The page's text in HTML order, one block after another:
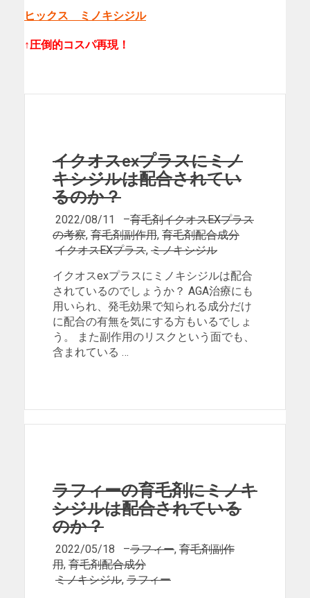
ヒックス ミノキシジル
↑圧倒的コスパ再現！
イクオスexプラスにミノ
キシジルは配合されてい
るのか？
2022/08/11 –育毛剤イクオスEXプラス
の考察, 育毛剤副作用, 育毛剤配合成分
イクオスEXプラス, ミノキシジル
イクオスexプラスにミノキシジルは配合
されているのでしょうか？ AGA治療にも
用いられ、発毛効果で知られる成分だけ
に配合の有無を気にする方もいるでしょ
う。 また副作用のリスクという面でも、
含まれている …
ラフィーの育毛剤にミノキ
シジルは配合されている
のか？
2022/05/18 –ラフィー, 育毛剤副作
用, 育毛剤配合成分
ミノキシジル, ラフィー